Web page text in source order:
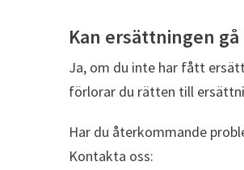
Kan ersättningen
Ja, om du inte har fått
förlorar du rätten till
Har du återkommande
Kontakta oss: